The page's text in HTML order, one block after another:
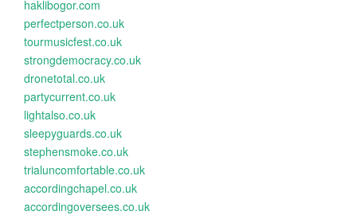
haklibogor.com
perfectperson.co.uk
tourmusicfest.co.uk
strongdemocracy.co.uk
dronetotal.co.uk
partycurrent.co.uk
lightalso.co.uk
sleepyguards.co.uk
stephensmoke.co.uk
trialuncomfortable.co.uk
accordingchapel.co.uk
accordingoversees.co.uk